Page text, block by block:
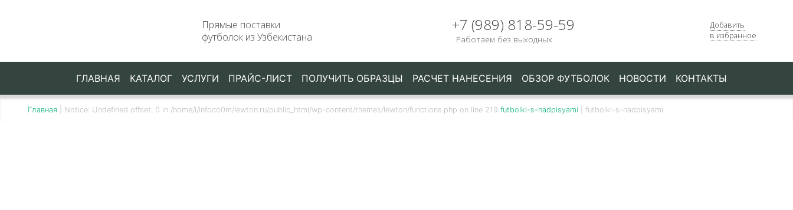
Прямые поставки
футболок из Узбекистана
+7 (989) 818-59-59
Работаем без выходных
Добавить
в избранное
ГЛАВНАЯ КАТАЛОГ УСЛУГИ ПРАЙС-ЛИСТ ПОЛУЧИТЬ ОБРАЗЦЫ РАСЧЕТ НАНЕСЕНИЯ ОБЗОР ФУТБОЛОК НОВОСТИ КОНТАКТЫ
Главная Notice: Undefined offset: 0 in /home/i/infoco0m/lewton.ru/public_html/wp-content/themes/lewton/functions.php on line 219 futbolki-s-nadpisyami futbolki-s-nadpisyami